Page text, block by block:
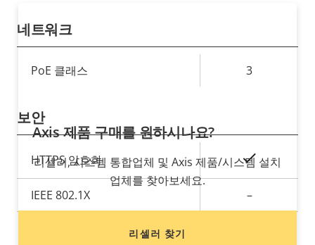
네트워크
속
명
속
PoE 클래스 3
보안
속
성
설
명
속
값
HTTPS 암호화 예
IEEE 802.1X –
Axis 제품 구매를 원하시나요?
리셀러, 시스템 통합업체 및 Axis 제품/시스템 설치
업체를 찾아보세요.
리셀러 찾기